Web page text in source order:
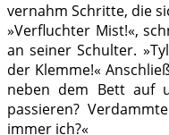
vernahm Schritte, die
»Verfluchter Mist!«,
an seiner Schulter.
der Klemme!«
neben dem Bett auf
passieren?
immer ich?«